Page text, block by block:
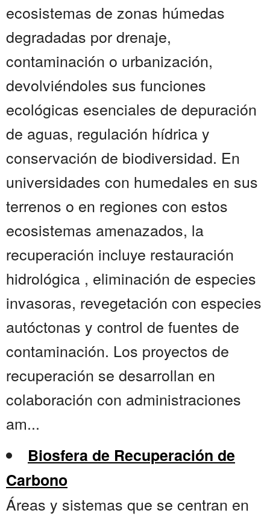
ecosistemas de zonas húmedas
degradadas por drenaje,
contaminación o urbanización,
devolviéndoles sus funciones
ecológicas esenciales de depuración
de aguas, regulación hídrica y
conservación de biodiversidad. En
universidades con humedales en sus
terrenos o en regiones con estos
ecosistemas amenazados, la
recuperación incluye restauración
hidrológica , eliminación de especies
invasoras, revegetación con especies
autóctonas y control de fuentes de
contaminación. Los proyectos de
recuperación se desarrollan en
colaboración con administraciones
am...
Biosfera de Recuperación de
Carbono
Áreas y sistemas que se centran en